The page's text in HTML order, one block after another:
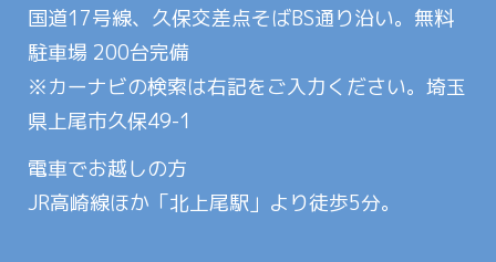
国道17号線、久保交差点そばBS通り沿い。無料
駐車場 200台完備
※カーナビの検索は右記をご入力ください。埼玉
県上尾市久保49-1
電車でお越しの方
JR高崎線ほか「北上尾駅」より徒歩5分。